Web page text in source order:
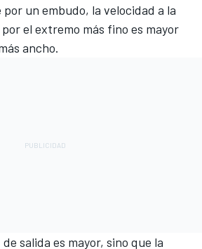
un embudo, la velocidad a la
el extremo más fino es mayor
ancho.
salida es mayor, sino que la